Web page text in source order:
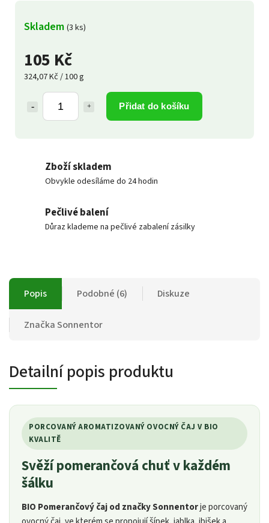
105 Kč
324,07 Kč / 100 g
Přidat do košíku
Skladem (3 ks)
Zboží skladem
Obvykle odesíláme do 24 hodin
Pečlivé balení
Důraz klademe na pečlivé zabalení zásilky
Popis Podobné (6) Diskuze
ZnačkaSonnentor
Detailní popis produktu
PORCOVANÝ AROMATIZOVANÝ OVOCNÝ ČAJ V BIO
KVALITĚ
Svěží pomerančová chuť v každém
šálku
BIO Pomerančový čaj od značky Sonnentorje porcovaný